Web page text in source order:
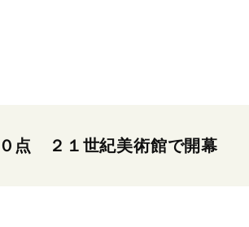
点 ２１世紀美術館で開幕